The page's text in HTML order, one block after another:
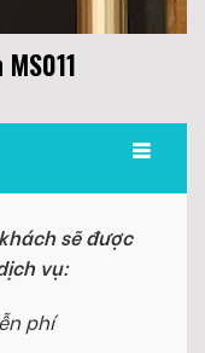
sẽ được
vụ:
phí